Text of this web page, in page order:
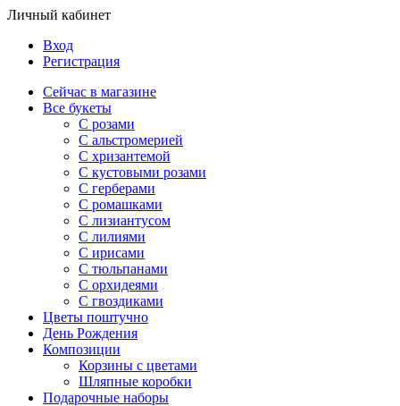
Личный кабинет
Вход
Регистрация
Сейчас в магазине
Все букеты
C розами
С альстромерией
С хризантемой
С кустовыми розами
С герберами
С ромашками
С лизиантусом
С лилиями
С ирисами
С тюльпанами
С орхидеями
С гвоздиками
Цветы поштучно
День Рождения
Композиции
Корзины с цветами
Шляпные коробки
Подарочные наборы